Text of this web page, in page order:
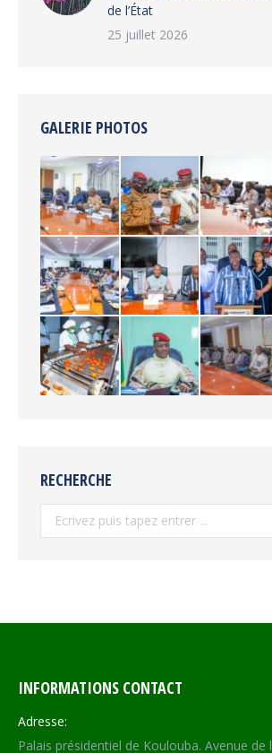
de l’État
25 juillet 2026
GALERIE PHOTOS
RECHERCHE
INFORMATIONS CONTACT
Adresse:
Palais présidentiel de Koulouba. Avenue de